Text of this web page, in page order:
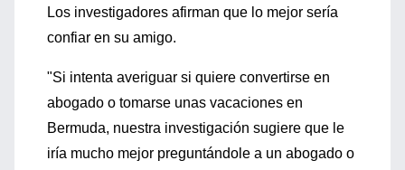
Los investigadores afirman que lo mejor sería
confiar en su amigo.
"Si intenta averiguar si quiere convertirse en
abogado o tomarse unas vacaciones en
Bermuda, nuestra investigación sugiere que le
iría mucho mejor preguntándole a un abogado o